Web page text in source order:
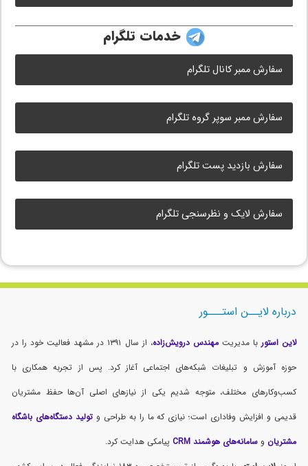
خدمات تلگرام
سفارش ممبر کانال تلگرام
سفارش ممبر سوپر گروه تلگرام
سفارش بازدید پست تلگرام
سفارش لایک و نظرسنجی تلگرام